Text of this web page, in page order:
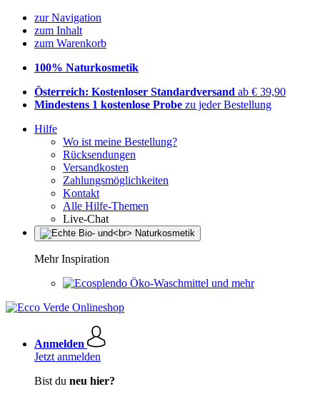
zur Navigation
zum Inhalt
zum Warenkorb
100% Naturkosmetik
Österreich: Kostenloser Standardversand ab € 39,90
Mindestens 1 kostenlose Probe zu jeder Bestellung
Hilfe
Wo ist meine Bestellung?
Rücksendungen
Versandkosten
Zahlungsmöglichkeiten
Kontakt
Alle Hilfe-Themen
Live-Chat
Mehr Inspiration
Öko-Waschmittel und mehr
Anmelden
Jetzt anmelden
Bist du neu hier?